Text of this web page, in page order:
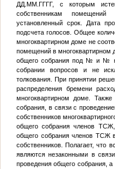
ДД.ММ.ГГГГ, с которым
собственникам
установленный срок. Дата
подсчета голосов. Общее
многоквартирном доме не
помещений в многоквартирном
общего собрания под № и №
собрании вопросов и не
толкования. При принятии
распределения бремени
многоквартирном доме.
собрания, в связи с
собственников
общего собрания членов
общего собрания членов ТСЖ
собственников. Полагает, что
являются незаконными в
проведения общего собрания,